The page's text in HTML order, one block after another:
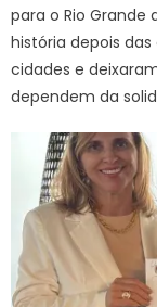
para o Rio Grande
história depois
cidades e
dependem da